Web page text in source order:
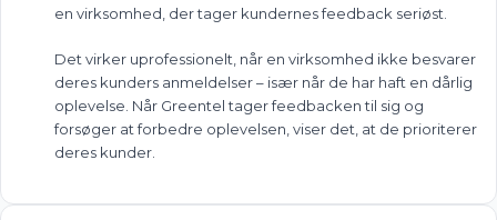
en virksomhed, der tager kundernes feedback seriøst.
Det virker uprofessionelt, når en virksomhed ikke besvarer
deres kunders anmeldelser – især når de har haft en dårlig
oplevelse. Når Greentel tager feedbacken til sig og
forsøger at forbedre oplevelsen, viser det, at de prioriterer
deres kunder.